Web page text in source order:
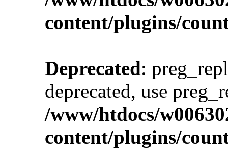
content/plugins/
Deprecated:
deprecated, use
/www/htdocs/
content/plugins/